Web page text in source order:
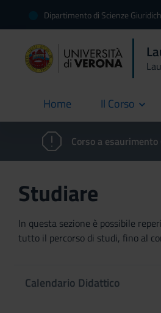
Dipartimento di Scienze
Home
current Il Corso
Corso a
Studiare
In questa sezione è possibile
tutto il percorso di studi, fino al
Calendario Didattico